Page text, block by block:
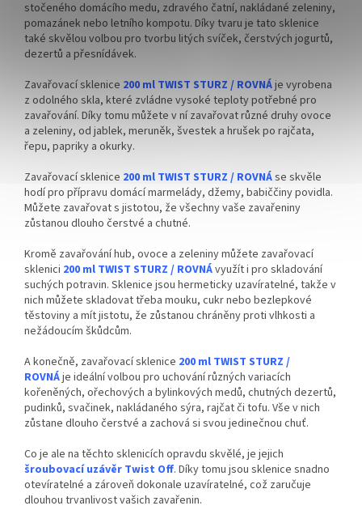
stočeného domácího medu, zdravého čatní, nakládané zeleniny,
pomazánek nebo letního kompotu. Díky tvaru je tato sklenice
také skvělou volbou pro tvorbu litých svíček, čerstvých jogurtů,
dezertů a přesnídávek.
Zavařovací sklenice 200 ml TWIST STURZ / ROVNÁje vyrobena
z odolného skla, které zvládne vysoké teploty potřebné pro
zavařování. Díky tomu můžete v ní zavařovat různé druhy ovoce
a zeleniny, od jablek, meruněk, švestek a hrušek po rajčata,
řepu, papriky a okurky.
Zavařovací sklenice 200 ml TWIST STURZ / ROVNÁse skvěle
hodí pro přípravu domácí marmelády, džemy, babiččiny povidla.
Můžete zavařovat s jistotou, že všechny vaše zavařeniny
zůstanou dlouho čerstvé a chutné.
Kromě zavařování hub, ovoce a zeleniny můžete zavařovací
sklenici 200 ml TWIST STURZ / ROVNÁvyužít i pro skladování
suchých potravin. Sklenice jsou hermeticky uzavíratelné, takže v
nich můžete skladovat třeba mouku, cukr nebo bezlepkové
těstoviny a mít jistotu, že zůstanou chráněny proti vlhkosti a
nežádoucím škůdcům.
A konečně, zavařovací sklenice 200 ml TWIST STURZ /
ROVNÁje ideální volbou pro uchování různých variacích
kořeněných, ořechových a bylinkových medů, chutných dezertů,
pudinků, svačinek, nakládaného sýra, rajčat či tofu. Vše v nich
zůstane dlouho čerstvé a zachová si svou jedinečnou chuť.
Co je ale na těchto sklenicích opravdu skvělé, je jejich
šroubovací uzávěr Twist Off. Díky tomu jsou sklenice snadno
otevíratelné a zároveň dokonale uzavíratelné, což zaručuje
dlouhou trvanlivost vašich zavařenin.